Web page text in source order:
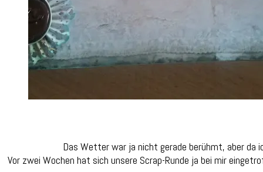
Das Wetter war ja nicht gerade berühmt, aber da
Vor zwei Wochen hat sich unsere Scrap-Runde ja bei mir